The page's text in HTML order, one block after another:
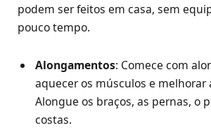
podem ser feitos em casa, sem
pouco tempo.
Alongamentos: Comece com
aquecer os músculos e melhorar
Alongue os braços, as pernas, o
costas.